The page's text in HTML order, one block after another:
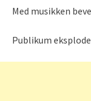
Med musikken
Publikum